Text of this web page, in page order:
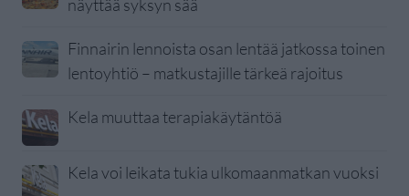
näyttää syksyn sää
Finnairin lennoista osan lentää jatkossa toinen
lentoyhtiö – matkustajille tärkeä rajoitus
Kela muuttaa terapiakäytäntöä
Kela voi leikata tukia ulkomaanmatkan vuoksi